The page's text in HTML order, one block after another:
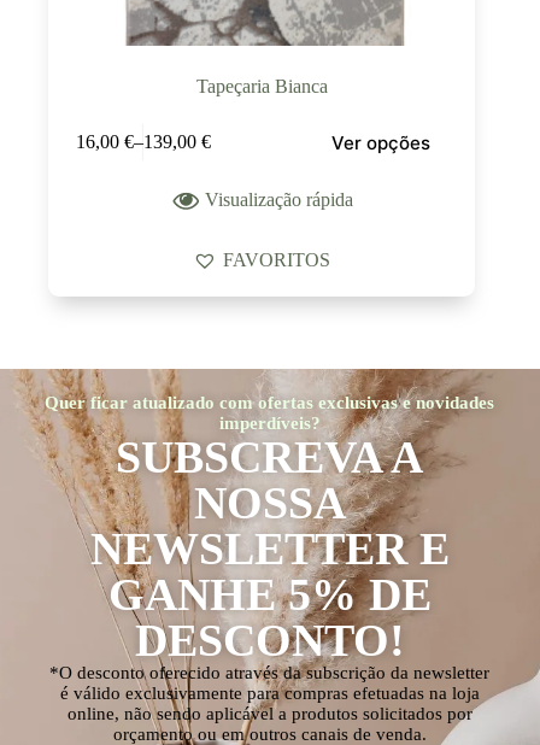
Tapeçaria Bianca
16,00 €–139,00 € Ver opções
Visualização rápida
FAVORITOS
Quer ficar atualizado com ofertas exclusivas e novidades
imperdíveis?
SUBSCREVA A
NOSSA
NEWSLETTER E
GANHE 5% DE
DESCONTO!
*O desconto oferecido através da subscrição da newsletter
é válido exclusivamente para compras efetuadas na loja
online, não sendo aplicável a produtos solicitados por
orçamento ou em outros canais de venda.